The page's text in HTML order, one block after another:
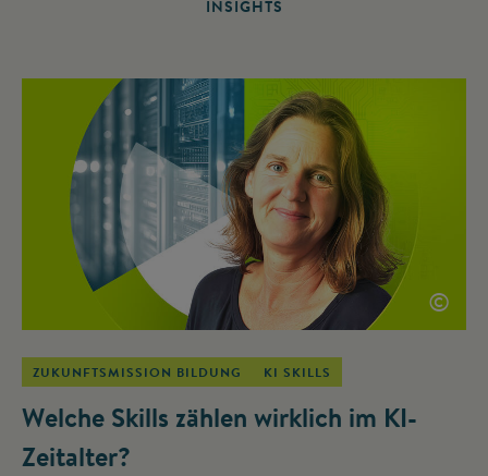
INSIGHTS
©
ZUKUNFTSMISSION BILDUNG KI SKILLS
Welche Skills zählen wirklich im KI-
Zeitalter?